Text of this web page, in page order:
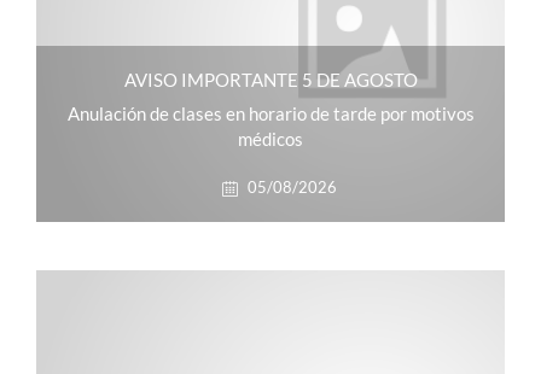
AVISO IMPORTANTE 5 DE AGOSTO
Anulación de clases en horario de tarde por motivos
médicos
05/08/2026